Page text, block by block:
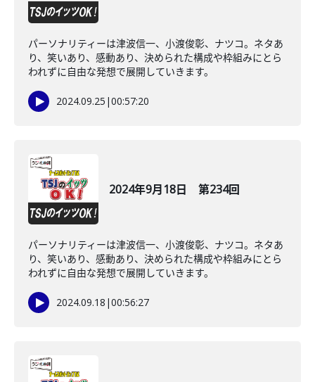
パーソナリティーは津波信一、小渡俊彰、ナツコ。ネタあ
り、笑いあり、感動あり、決められた構成や枠組みにとら
われずに自由な発想で展開していきます。
2024.09.25 |00:57:20
2024年9月18日 第234回
パーソナリティーは津波信一、小渡俊彰、ナツコ。ネタあ
り、笑いあり、感動あり、決められた構成や枠組みにとら
われずに自由な発想で展開していきます。
2024.09.18 |00:56:27